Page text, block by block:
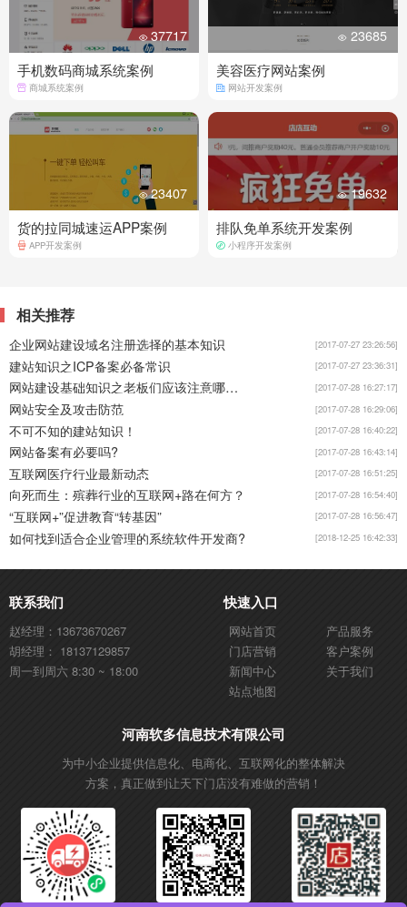
37717
手机数码商城系统案例
商城系统案例
23685
美容医疗网站案例
网站开发案例
23407
货的拉同城速运APP案例
APP开发案例
19632
排队免单系统开发案例
小程序开发案例
相关推荐
企业网站建设域名注册选择的基本知识 [2017-07-27 23:26:56]
建站知识之ICP备案必备常识 [2017-07-27 23:36:31]
网站建设基础知识之老板们应该注意哪些？ [2017-07-28 16:27:17]
网站安全及攻击防范 [2017-07-28 16:29:06]
不可不知的建站知识！ [2017-07-28 16:40:22]
网站备案有必要吗? [2017-07-28 16:43:14]
互联网医疗行业最新动态 [2017-07-28 16:51:25]
向死而生：殡葬行业的互联网+路在何方？ [2017-07-28 16:54:40]
“互联网+”促进教育“转基因” [2017-07-28 16:56:47]
如何找到适合企业管理的系统软件开发商? [2018-12-25 16:42:33]
联系我们
赵经理：13673670267
胡经理： 18137129857
周一到周六 8:30 ~ 18:00
快速入口
网站首页
产品服务
门店营销
客户案例
新闻中心
关于我们
站点地图
河南软多信息技术有限公司
为中小企业提供信息化、电商化、互联网化的整体解决
方案，真正做到让天下门店没有难做的营销！